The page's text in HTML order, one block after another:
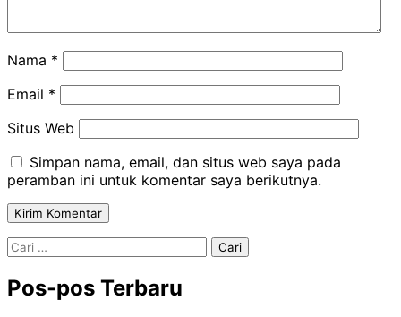
Nama *
Email *
Situs Web
Simpan nama, email, dan situs web saya pada
peramban ini untuk komentar saya berikutnya.
Cari
Pos-pos Terbaru